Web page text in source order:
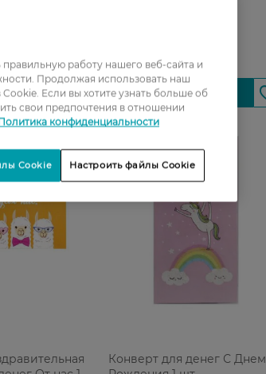
Конверт для денег С Днем
работу нашего веб-сайта и
Продолжая использовать наш
Если вы хотите узнать больше об
свои предпочтения в отношении
конфиденциальности
Настроить файлы Cookie
Cookie